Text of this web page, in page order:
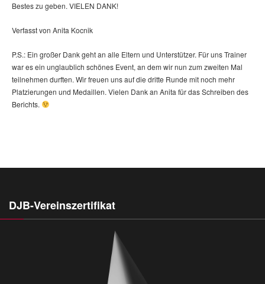
Bestes zu geben. VIELEN DANK!
Verfasst von Anita Kocnik
P.S.: Ein großer Dank geht an alle Eltern und Unterstützer. Für uns Trainer
war es ein unglaublich schönes Event, an dem wir nun zum zweiten Mal
teilnehmen durften. Wir freuen uns auf die dritte Runde mit noch mehr
Platzierungen und Medaillen. Vielen Dank an Anita für das Schreiben des
Berichts.
DJB-Vereinszertifikat